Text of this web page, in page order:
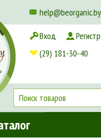
help@beorganic.by
Доставка и оплата
Вход
(29) 181-30-40